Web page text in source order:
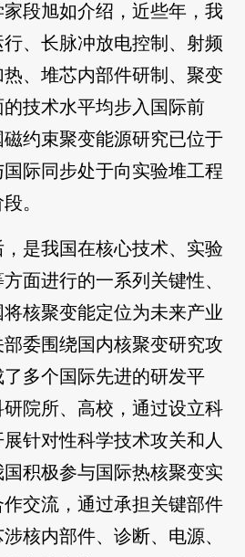
段旭如介绍，近些年，我
、长脉冲放电控制、射频
、堆芯内部件研制、聚变
技术水平均步入国际前
约束聚变能源研究已位于
际同步处于向实验堆工程
。
是我国在核心技术、实验
面进行的一系列关键性、
核聚变能定位为未来产业
委围绕国内核聚变研究攻
多个国际先进的研发平
院所、高校，通过设立科
针对性科学技术攻关和人
积极参与国际热核聚变实
交流，通过承担关键部件
核内部件、诊断、电源、